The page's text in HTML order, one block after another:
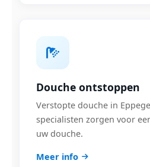
Douche ontstoppen
Verstopte douche in
specialisten zorgen voor
uw douche.
Meer info